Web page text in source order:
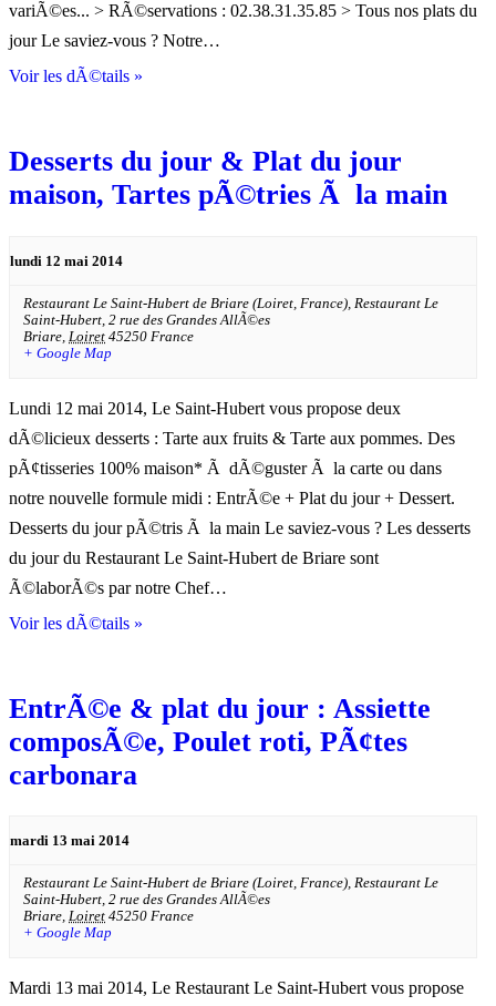
variÃ©es... > RÃ©servations : 02.38.31.35.85 > Tous nos plats du
jour Le saviez-vous ? Notre…
Voir les dÃ©tails »
Desserts du jour & Plat du jour
maison, Tartes pÃ©tries Ã la main
lundi 12 mai 2014
Restaurant Le Saint-Hubert de Briare (Loiret, France), Restaurant Le
Saint-Hubert, 2 rue des Grandes AllÃ©es
Briare Loiret 45250 France
+ Google Map
Lundi 12 mai 2014, Le Saint-Hubert vous propose deux
dÃ©licieux desserts : Tarte aux fruits & Tarte aux pommes. Des
pÃ¢tisseries 100% maison* Ã dÃ©guster Ã la carte ou dans
notre nouvelle formule midi : EntrÃ©e + Plat du jour + Dessert.
Desserts du jour pÃ©tris Ã la main Le saviez-vous ? Les desserts
du jour du Restaurant Le Saint-Hubert de Briare sont
Ã©laborÃ©s par notre Chef…
Voir les dÃ©tails »
EntrÃ©e & plat du jour : Assiette
composÃ©e, Poulet roti, PÃ¢tes
carbonara
mardi 13 mai 2014
Restaurant Le Saint-Hubert de Briare (Loiret, France), Restaurant Le
Saint-Hubert, 2 rue des Grandes AllÃ©es
Briare, Loiret 45250 France
+ Google Map
Mardi 13 mai 2014, Le Restaurant Le Saint-Hubert vous propose